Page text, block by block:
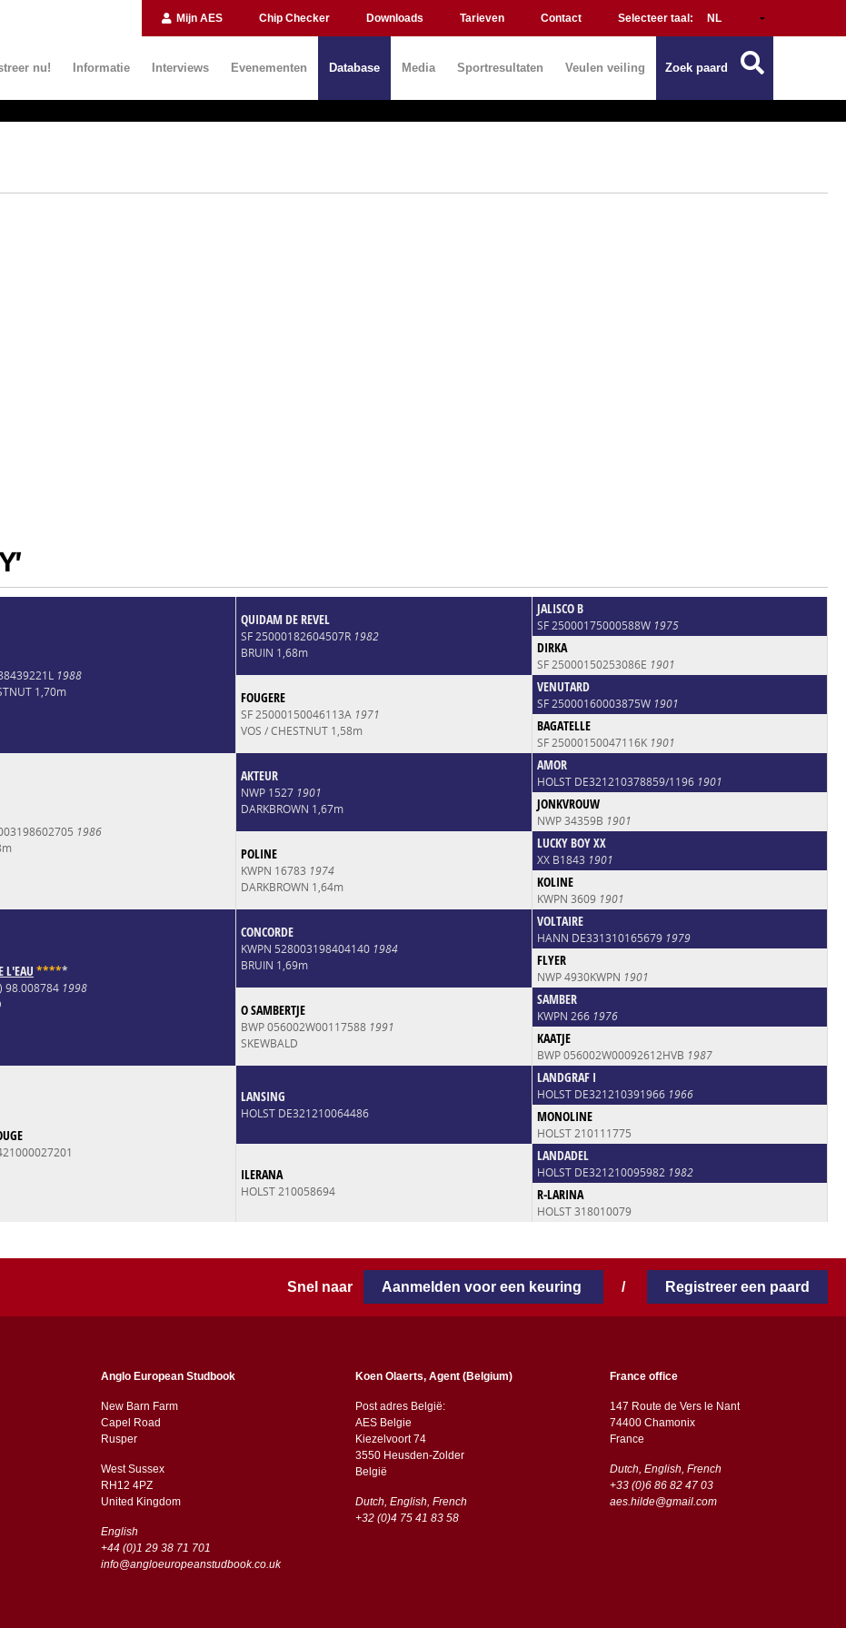
Mijn AES Chip Checker Downloads Tarieven Contact Selecteer taal:
nu! Informatie Interviews Evenementen Database Media Sportresultaten Veulen veiling Zoek paard
1988
1,70m
QUIDAM DE REVEL
SF 25000182604507R 1982
BRUIN 1,68m
JALISCO B
SF 25000175000588W 1975
DIRKA
SF 25000150253086E 1901
FOUGERE
SF 25000150046113A 1971
VOS / CHESTNUT 1,58m
VENUTARD
SF 25000160003875W 1901
BAGATELLE
SF 25000150047116K 1901
1986
AKTEUR
NWP 1527 1901
DARKBROWN 1,67m
AMOR
HOLST DE321210378859/1196 1901
JONKVROUW
NWP 34359B 1901
POLINE
KWPN 16783 1974
DARKBROWN 1,64m
LUCKY BOY XX
XX B1843 1901
KOLINE
KWPN 3609 1901
L'EAU *****
98.008784 1998
CONCORDE
KWPN 528003198404140 1984
BRUIN 1,69m
VOLTAIRE
HANN DE331310165679 1979
FLYER
NWP 4930KWPN 1901
O SAMBERTJE
BWP 056002W00117588 1991
SKEWBALD
SAMBER
KWPN 266 1976
KAATJE
BWP 056002W00092612HVB 1987
LANSING
HOLST DE321210064486
LANDGRAF I
HOLST DE321210391966 1966
MONOLINE
HOLST 210111775
ILERANA
HOLST 210058694
LANDADEL
HOLST DE321210095982 1982
R-LARINA
HOLST 318010079
Snel naar Aanmelden voor een keuring / Registreer een paard
Anglo European Studbook
New Barn Farm
Capel Road
​​Rusper
West Sussex
RH12 4PZ
​​United Kingdom
English
+44 (0)1 29 38 71 701
info@angloeuropeanstudbook.co.uk
Koen Olaerts, Agent (Belgium)
Post adres België:
AES Belgie
Kiezelvoort 74
3550 Heusden-Zolder
België
Dutch, English, French
+32 (0)4 75 41 83 58
France office
147 Route de Vers le Nant
74400 Chamonix
France
Dutch, English, French
+33 (0)6 86 82 47 03
aes.hilde@gmail.com